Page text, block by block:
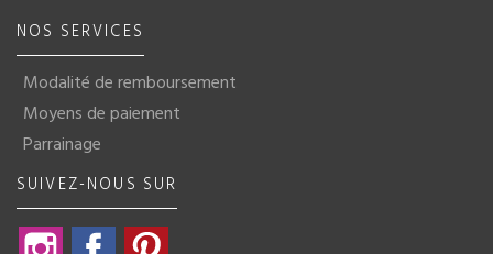
NOS SERVICES
Modalité de remboursement
Moyens de paiement
Parrainage
SUIVEZ-NOUS SUR
InstagramFacebook